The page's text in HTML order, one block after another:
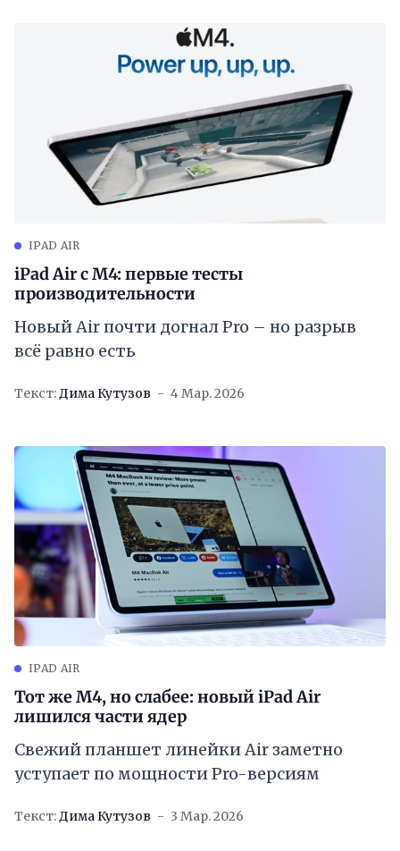
IPAD AIR
iPad Air с M4: первые тесты
производительности
Новый Air почти догнал Pro – но разрыв
всё равно есть
Текст:Дима Кутузов 4 Мар. 2026
IPAD AIR
Тот же M4, но слабее: новый iPad Air
лишился части ядер
Свежий планшет линейки Air заметно
уступает по мощности Pro-версиям
Текст:Дима Кутузов 3 Мар. 2026